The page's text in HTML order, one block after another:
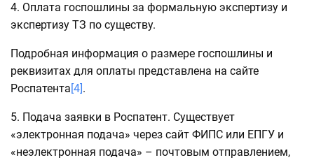
4. Оплата госпошлины за формальную экспертизу и
экспертизу ТЗ по существу.
Подробная информация о размере госпошлины и
реквизитах для оплаты представлена на сайте
Роспатента [4] .
5. Подача заявки в Роспатент. Существует
«электронная подача» через сайт ФИПС или ЕПГУ и
«неэлектронная подача» – почтовым отправлением,